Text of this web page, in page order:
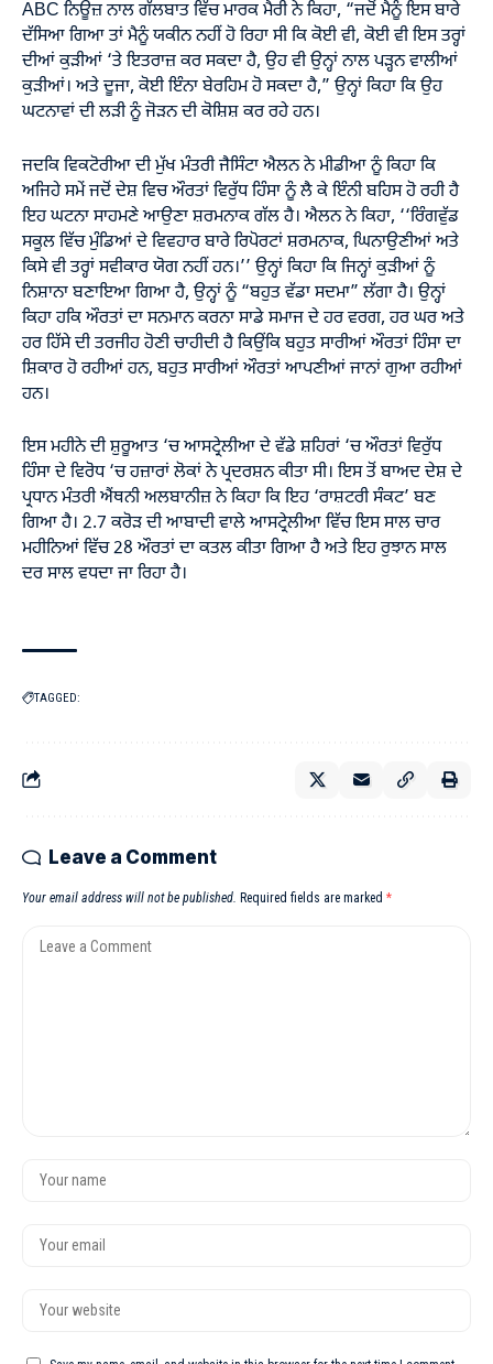
ABC ਨਿਊਜ਼ ਨਾਲ ਗੱਲਬਾਤ ਵਿੱਚ ਮਾਰਕ ਮੈਰੀ ਨੇ ਕਿਹਾ, “ਜਦੋਂ ਮੈਨੂੰ ਇਸ ਬਾਰੇ
ਦੱਸਿਆ ਗਿਆ ਤਾਂ ਮੈਨੂੰ ਯਕੀਨ ਨਹੀਂ ਹੋ ਰਿਹਾ ਸੀ ਕਿ ਕੋਈ ਵੀ, ਕੋਈ ਵੀ ਇਸ ਤਰ੍ਹਾਂ
ਦੀਆਂ ਕੁੜੀਆਂ ‘ਤੇ ਇਤਰਾਜ਼ ਕਰ ਸਕਦਾ ਹੈ, ਉਹ ਵੀ ਉਨ੍ਹਾਂ ਨਾਲ ਪੜ੍ਹਨ ਵਾਲੀਆਂ
ਕੁੜੀਆਂ। ਅਤੇ ਦੂਜਾ, ਕੋਈ ਇੰਨਾ ਬੇਰਹਿਮ ਹੋ ਸਕਦਾ ਹੈ,” ਉਨ੍ਹਾਂ ਕਿਹਾ ਕਿ ਉਹ
ਘਟਨਾਵਾਂ ਦੀ ਲੜੀ ਨੂੰ ਜੋੜਨ ਦੀ ਕੋਸ਼ਿਸ਼ ਕਰ ਰਹੇ ਹਨ।
ਜਦਕਿ ਵਿਕਟੋਰੀਆ ਦੀ ਮੁੱਖ ਮੰਤਰੀ ਜੈਸਿੰਟਾ ਐਲਨ ਨੇ ਮੀਡੀਆ ਨੂੰ ਕਿਹਾ ਕਿ
ਅਜਿਹੇ ਸਮੇਂ ਜਦੋਂ ਦੇਸ਼ ਵਿਚ ਔਰਤਾਂ ਵਿਰੁੱਧ ਹਿੰਸਾ ਨੂੰ ਲੈ ਕੇ ਇੰਨੀ ਬਹਿਸ ਹੋ ਰਹੀ ਹੈ
ਇਹ ਘਟਨਾ ਸਾਹਮਣੇ ਆਉਣਾ ਸ਼ਰਮਨਾਕ ਗੱਲ ਹੈ। ਐਲਨ ਨੇ ਕਿਹਾ, ‘‘ਰਿੰਗਵੁੱਡ
ਸਕੂਲ ਵਿੱਚ ਮੁੰਡਿਆਂ ਦੇ ਵਿਵਹਾਰ ਬਾਰੇ ਰਿਪੋਰਟਾਂ ਸ਼ਰਮਨਾਕ, ਘਿਨਾਉਣੀਆਂ ਅਤੇ
ਕਿਸੇ ਵੀ ਤਰ੍ਹਾਂ ਸਵੀਕਾਰ ਯੋਗ ਨਹੀਂ ਹਨ।’’ ਉਨ੍ਹਾਂ ਕਿਹਾ ਕਿ ਜਿਨ੍ਹਾਂ ਕੁੜੀਆਂ ਨੂੰ
ਨਿਸ਼ਾਨਾ ਬਣਾਇਆ ਗਿਆ ਹੈ, ਉਨ੍ਹਾਂ ਨੂੰ “ਬਹੁਤ ਵੱਡਾ ਸਦਮਾ” ਲੱਗਾ ਹੈ। ਉਨ੍ਹਾਂ
ਕਿਹਾ ਹਕਿ ਔਰਤਾਂ ਦਾ ਸਨਮਾਨ ਕਰਨਾ ਸਾਡੇ ਸਮਾਜ ਦੇ ਹਰ ਵਰਗ, ਹਰ ਘਰ ਅਤੇ
ਹਰ ਹਿੱਸੇ ਦੀ ਤਰਜੀਹ ਹੋਣੀ ਚਾਹੀਦੀ ਹੈ ਕਿਉਂਕਿ ਬਹੁਤ ਸਾਰੀਆਂ ਔਰਤਾਂ ਹਿੰਸਾ ਦਾ
ਸ਼ਿਕਾਰ ਹੋ ਰਹੀਆਂ ਹਨ, ਬਹੁਤ ਸਾਰੀਆਂ ਔਰਤਾਂ ਆਪਣੀਆਂ ਜਾਨਾਂ ਗੁਆ ਰਹੀਆਂ
ਹਨ।
ਇਸ ਮਹੀਨੇ ਦੀ ਸ਼ੁਰੂਆਤ ‘ਚ ਆਸਟ੍ਰੇਲੀਆ ਦੇ ਵੱਡੇ ਸ਼ਹਿਰਾਂ ‘ਚ ਔਰਤਾਂ ਵਿਰੁੱਧ
ਹਿੰਸਾ ਦੇ ਵਿਰੋਧ ‘ਚ ਹਜ਼ਾਰਾਂ ਲੋਕਾਂ ਨੇ ਪ੍ਰਦਰਸ਼ਨ ਕੀਤਾ ਸੀ। ਇਸ ਤੋਂ ਬਾਅਦ ਦੇਸ਼ ਦੇ
ਪ੍ਰਧਾਨ ਮੰਤਰੀ ਐਂਥਨੀ ਅਲਬਾਨੀਜ਼ ਨੇ ਕਿਹਾ ਕਿ ਇਹ ‘ਰਾਸ਼ਟਰੀ ਸੰਕਟ’ ਬਣ
ਗਿਆ ਹੈ। 2.7 ਕਰੋੜ ਦੀ ਆਬਾਦੀ ਵਾਲੇ ਆਸਟ੍ਰੇਲੀਆ ਵਿੱਚ ਇਸ ਸਾਲ ਚਾਰ
ਮਹੀਨਿਆਂ ਵਿੱਚ 28 ਔਰਤਾਂ ਦਾ ਕਤਲ ਕੀਤਾ ਗਿਆ ਹੈ ਅਤੇ ਇਹ ਰੁਝਾਨ ਸਾਲ
ਦਰ ਸਾਲ ਵਧਦਾ ਜਾ ਰਿਹਾ ਹੈ।
TAGGED:
Leave a Comment
Your email address will not be published. Required fields are marked *